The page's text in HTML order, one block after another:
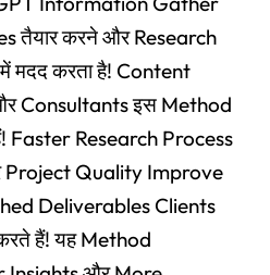
तैयार करने और Research
मदद करता है! Content
Consultants इस Method
Faster Research Process
Project Quality Improve
Deliverables Clients
हैं! यह Method